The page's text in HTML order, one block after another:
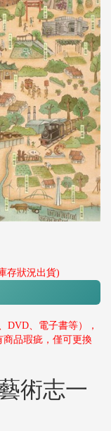
存狀況出貨)
DVD、電子書等），
商品瑕疵，僅可更換
術志一